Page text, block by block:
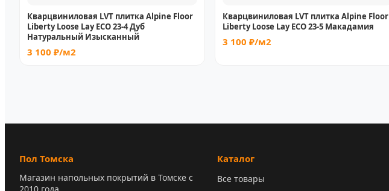
Кварцвиниловая LVT плитка Alpine Floor
Liberty Loose Lay ECO 23-4 Дуб
Натуральный Изысканный
3 100 ₽/м2
Кварцвиниловая LVT плитка Alpine Floor
Liberty Loose Lay ECO 23-5 Макадамия
3 100 ₽/м2
Пол Томска
Магазин напольных покрытий в Томске с
Каталог
Все товары